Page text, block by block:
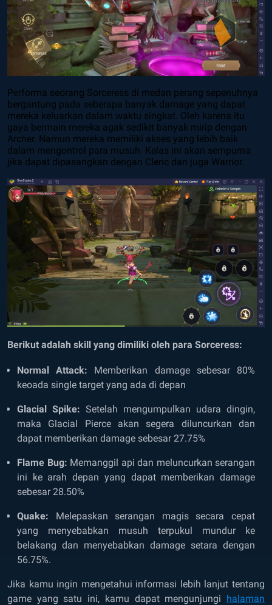
Performa seorang Sorceress di medan perang sepenuhnya
bergantung pada seberapa banyak damage yang dapat
mereka keluarkan dalam waktu singkat. Oleh karena itu
gaya bermain mereka agak sedikit banyak mirip dengan
Archer. Namun mereka memiliki akses yang lebih baik
dalam mengontrol para musuh. Kelas ini akan sempurna
jika dapat dipasangkan dengan Cleric dan juga Warrior.
Berikut adalah skill yang dimiliki oleh para Sorceress:
Normal Attack: Memberikan damage sebesar 80%
keoada single target yang ada di depan
Glacial Spike: Setelah mengumpulkan udara dingin,
maka Glacial Pierce akan segera diluncurkan dan
dapat memberikan damage sebesar 27.75%
Flame Bug: Memanggil api dan meluncurkan serangan
ini ke arah depan yang dapat memberikan damage
sebesar 28.50%
Quake: Melepaskan serangan magis secara cepat
yang menyebabkan musuh terpukul mundur ke
belakang dan menyebabkan damage setara dengan
56.75%.
Jika kamu ingin mengetahui informasi lebih lanjut tentang
game yang satu ini, kamu dapat mengunjungi halaman